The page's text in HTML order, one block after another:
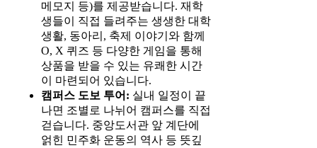
메모지 등)를 제공받습니다. 재학
생들이 직접 들려주는 생생한 대학
생활, 동아리, 축제 이야기와 함께
O, X 퀴즈 등 다양한 게임을 통해
상품을 받을 수 있는 유쾌한 시간
이 마련되어 있습니다.
캠퍼스 도보 투어: 실내 일정이 끝
나면 조별로 나뉘어 캠퍼스를 직접
걷습니다. 중앙도서관 앞 계단에
얽힌 민주화 운동의 역사 등 뜻깊